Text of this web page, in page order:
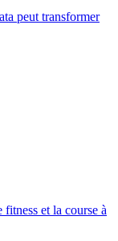
peut transformer
et la course à